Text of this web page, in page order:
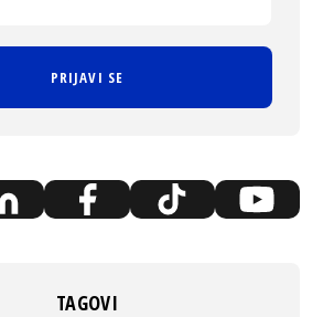
PRIJAVI SE
TAGOVI